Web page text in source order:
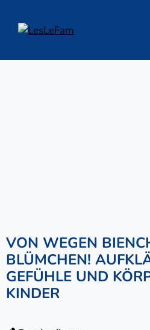
Inhalt
springen
VON WEGEN
BLÜMCHEN!
GEFÜHLE UND
KINDER